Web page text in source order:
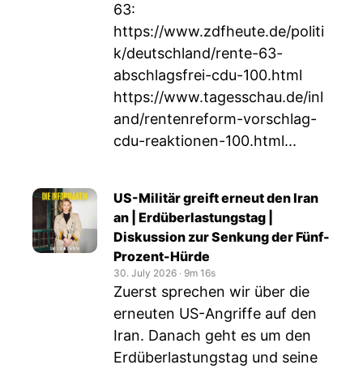
63:
https://www.zdfheute.de/politi
k/deutschland/rente-63-
abschlagsfrei-cdu-100.html
https://www.tagesschau.de/inl
and/rentenreform-vorschlag-
cdu-reaktionen-100.html...
US-Militär greift erneut den Iran
an | Erdüberlastungstag |
Diskussion zur Senkung der Fünf-
Prozent-Hürde
30. July 2026 ‧ 9m 16s
Zuerst sprechen wir über die
erneuten US-Angriffe auf den
Iran. Danach geht es um den
Erdüberlastungstag und seine